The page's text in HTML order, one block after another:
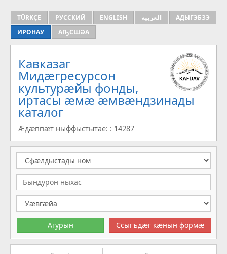
TÜRKÇE РУССКИЙ ENGLISH العربية
АДЫГЭБЗЭ
ИРОНАУ
АҦСШӘА
Кавказаг
Мидæгресурсон
культурæйы фонды,
иртасы æмæ æмвæндзинады
каталог
Æдæппæт ныффыстытае: : 14287